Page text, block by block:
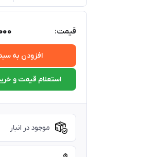
قیمت:
افزودن به
استعلام قیمت و
موجود در انبار